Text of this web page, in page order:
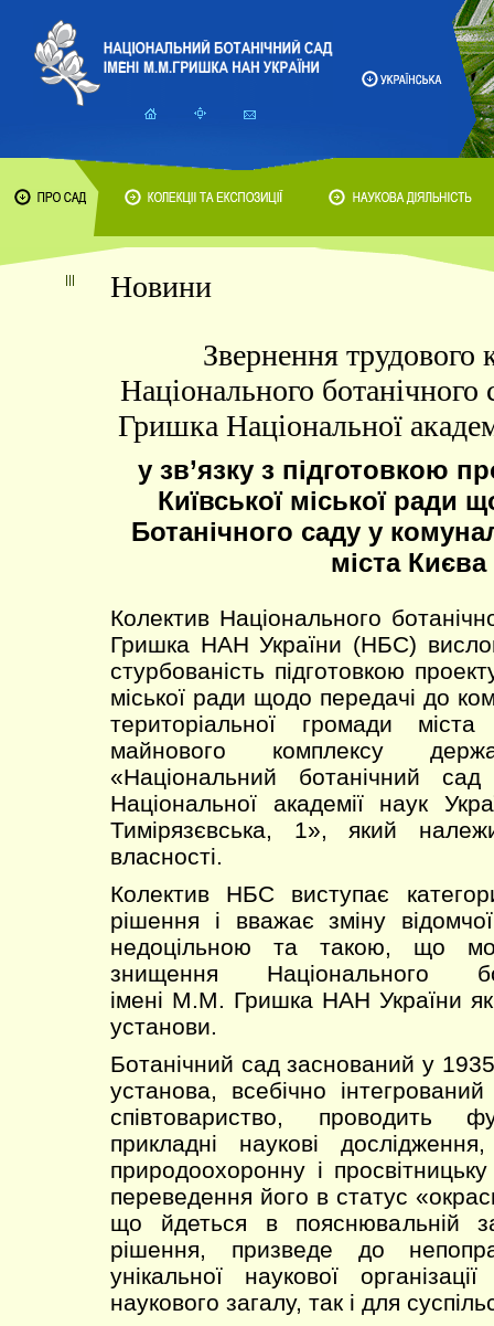
Новини
Звернення трудового
Національного
Гришка Національної
у зв’язку з підготовкою
Київської міської ради
Ботанічного саду у
міста Києва
Колектив Національного
Гришка НАН України (НБС)
стурбованість підготовкою
міської ради щодо передачі до
територіальної громади
майнового комплексу
«Національний ботанічний
Національної академії наук
Тимірязєвська, 1», який
власності.
Колектив НБС виступає
рішення і вважає зміну відомчої
недоцільною та такою, що
знищення Національного
імені М.М. Гришка НАН України як
установи.
Ботанічний сад заснований у
установа, всебічно
співтовариство, проводить
прикладні наукові
природоохоронну і
переведення його в статус
що йдеться в пояснювальній
рішення, призведе до
унікальної наукової
наукового загалу, так і для